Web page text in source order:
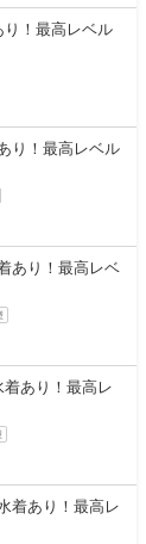
り！最高レベル
り！最高レベル
あり！最高レベ
あり！最高レ
着あり！最高レ